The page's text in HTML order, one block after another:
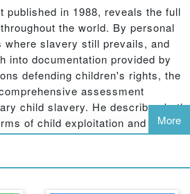
published in 1988, reveals the full
the world. By personal
where slavery still prevails, and
into documentation provided by
defending children's rights, the
assessment
child slavery. He describes both
of child exploitation and
of freedom, including
those involved in the
and the desolate world of child
exploitation.
More